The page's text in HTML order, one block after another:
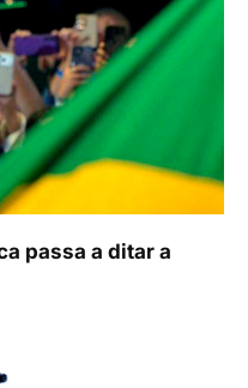
passa a ditar a